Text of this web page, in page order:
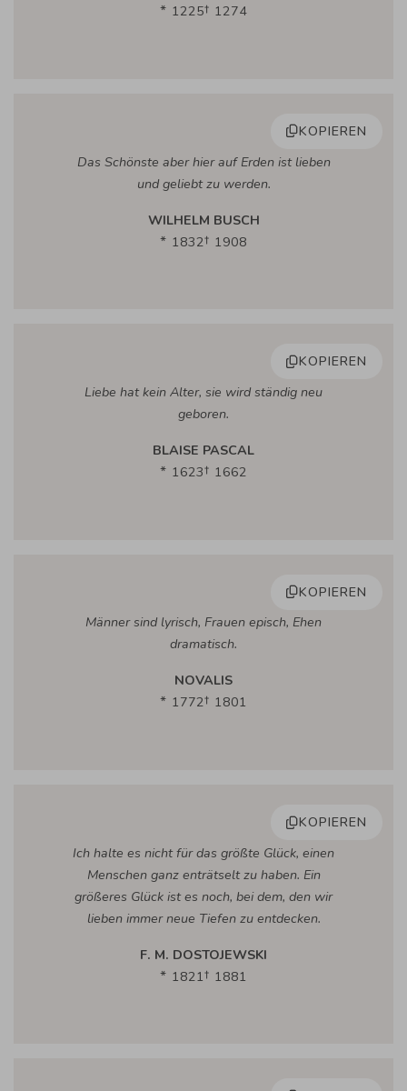
1225
1274
KOPIEREN
Das Schönste aber hier auf Erden ist lieben
und geliebt zu werden.
WILHELM BUSCH
1832
1908
KOPIEREN
Liebe hat kein Alter, sie wird ständig neu
geboren.
BLAISE PASCAL
1623
1662
KOPIEREN
Männer sind lyrisch, Frauen episch, Ehen
dramatisch.
NOVALIS
1772
1801
KOPIEREN
Ich halte es nicht für das größte Glück, einen
Menschen ganz enträtselt zu haben. Ein
größeres Glück ist es noch, bei dem, den wir
lieben immer neue Tiefen zu entdecken.
F. M. DOSTOJEWSKI
1821
1881